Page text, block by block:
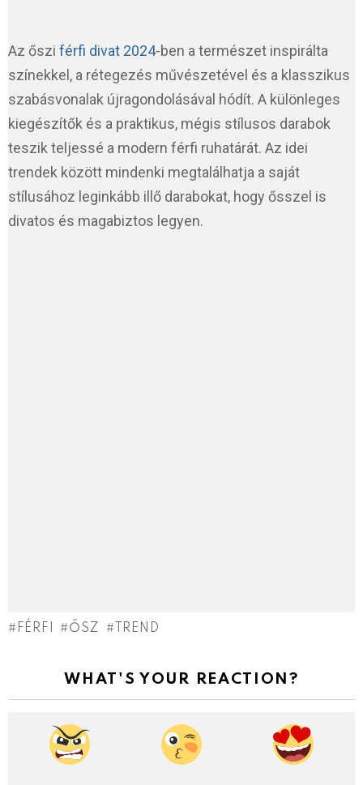
Az őszi férfi divat 2024-ben a természet inspirálta
színekkel, a rétegezés művészetével és a klasszikus
szabásvonalak újragondolásával hódít. A különleges
kiegészítők és a praktikus, mégis stílusos darabok
teszik teljessé a modern férfi ruhatárát. Az idei
trendek között mindenki megtalálhatja a saját
stílusához leginkább illő darabokat, hogy ősszel is
divatos és magabiztos legyen.
FÉRFI ŐSZ TREND
WHAT'S YOUR REACTION?